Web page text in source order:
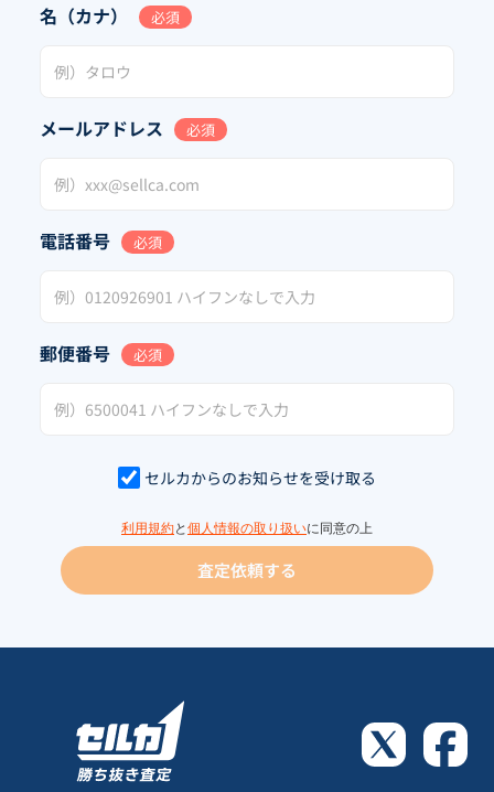
名（カナ） 必須
メールアドレス 必須
電話番号 必須
郵便番号 必須
セルカからのお知らせを受け取る
利用規約と 個人情報の取り扱いに同意の上
査定依頼する